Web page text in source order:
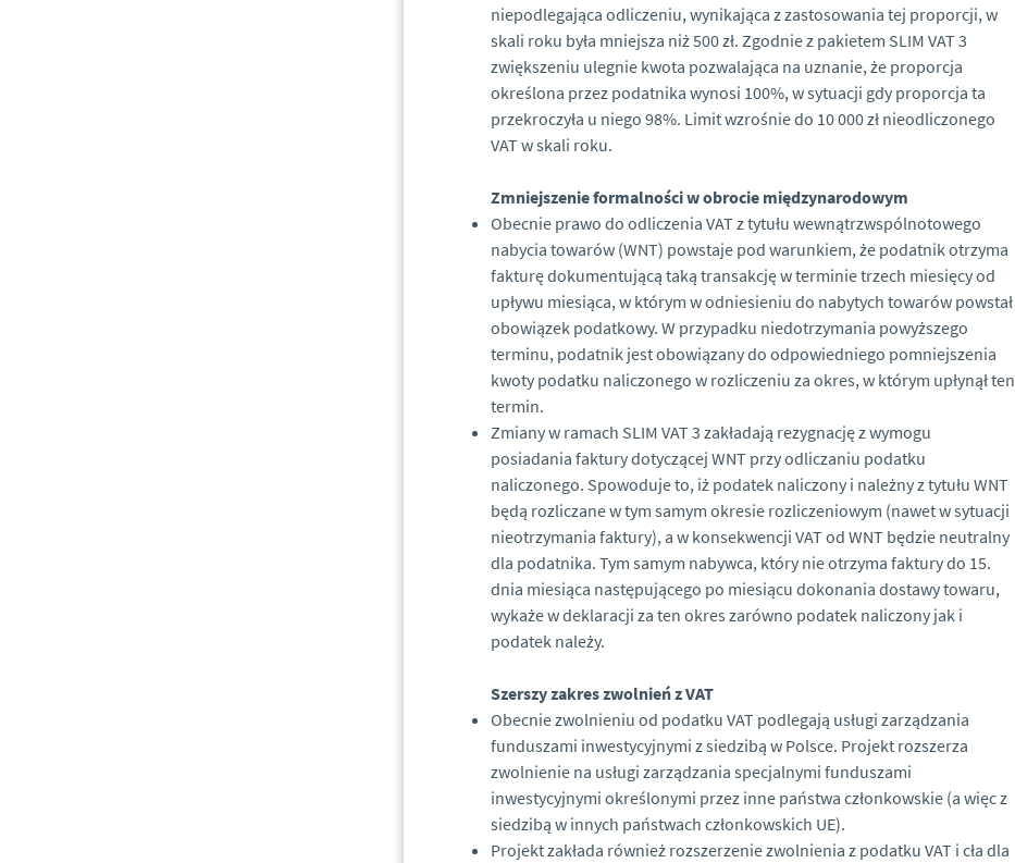
niepodlegająca odliczeniu, wynikająca z zastosowania tej proporcji, w
skali roku była mniejsza niż 500 zł. Zgodnie z pakietem SLIM VAT 3
zwiększeniu ulegnie kwota pozwalająca na uznanie, że proporcja
określona przez podatnika wynosi 100%, w sytuacji gdy proporcja ta
przekroczyła u niego 98%. Limit wzrośnie do 10 000 zł nieodliczonego
VAT w skali roku.
Zmniejszenie formalności w obrocie międzynarodowym
Obecnie prawo do odliczenia VAT z tytułu wewnątrzwspólnotowego
nabycia towarów (WNT) powstaje pod warunkiem, że podatnik otrzyma
fakturę dokumentującą taką transakcję w terminie trzech miesięcy od
upływu miesiąca, w którym w odniesieniu do nabytych towarów powstał
obowiązek podatkowy. W przypadku niedotrzymania powyższego
terminu, podatnik jest obowiązany do odpowiedniego pomniejszenia
kwoty podatku naliczonego w rozliczeniu za okres, w którym upłynął ten
termin.
Zmiany w ramach SLIM VAT 3 zakładają rezygnację z wymogu
posiadania faktury dotyczącej WNT przy odliczaniu podatku
naliczonego. Spowoduje to, iż podatek naliczony i należny z tytułu WNT
będą rozliczane w tym samym okresie rozliczeniowym (nawet w sytuacji
nieotrzymania faktury), a w konsekwencji VAT od WNT będzie neutralny
dla podatnika. Tym samym nabywca, który nie otrzyma faktury do 15.
dnia miesiąca następującego po miesiącu dokonania dostawy towaru,
wykaże w deklaracji za ten okres zarówno podatek naliczony jak i
podatek należy.
Szerszy zakres zwolnień z VAT
Obecnie zwolnieniu od podatku VAT podlegają usługi zarządzania
funduszami inwestycyjnymi z siedzibą w Polsce. Projekt rozszerza
zwolnienie na usługi zarządzania specjalnymi funduszami
inwestycyjnymi określonymi przez inne państwa członkowskie (a więc z
siedzibą w innych państwach członkowskich UE).
Projekt zakłada również rozszerzenie zwolnienia z podatku VAT i cła dla